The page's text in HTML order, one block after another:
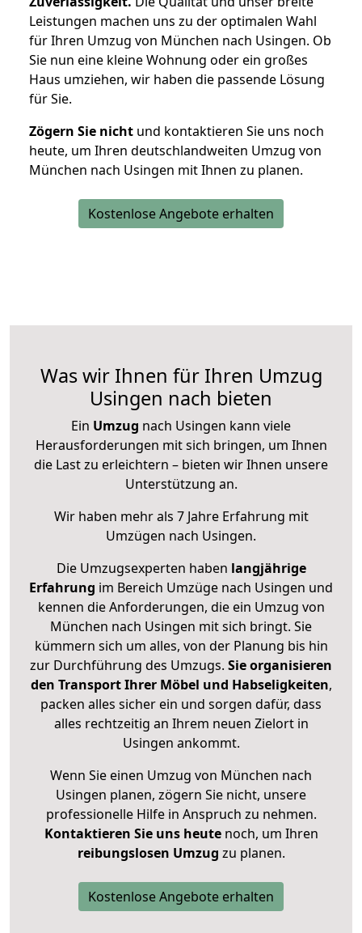
Leistungen machen uns zu der optimalen Wahl
für Ihren Umzug von München nach Usingen. Ob
Sie nun eine kleine Wohnung oder ein großes
Haus umziehen, wir haben die passende Lösung
für Sie.
Zögern Sie nicht und kontaktieren Sie uns noch
heute, um Ihren deutschlandweiten Umzug von
München nach Usingen mit Ihnen zu planen.
Kostenlose Angebote erhalten
Was wir Ihnen für Ihren Umzug
Usingen nach bieten
Ein Umzug nach Usingen kann viele
Herausforderungen mit sich bringen, um Ihnen
die Last zu erleichtern – bieten wir Ihnen unsere
Unterstützung an.
Wir haben mehr als 7 Jahre Erfahrung mit
Umzügen nach Usingen.
Die Umzugsexperten haben langjährige
Erfahrung im Bereich Umzüge nach Usingen und
kennen die Anforderungen, die ein Umzug von
München nach Usingen mit sich bringt. Sie
kümmern sich um alles, von der Planung bis hin
zur Durchführung des Umzugs. Sie organisieren
den Transport Ihrer Möbel und Habseligkeiten,
packen alles sicher ein und sorgen dafür, dass
alles rechtzeitig an Ihrem neuen Zielort in
Usingen ankommt.
Wenn Sie einen Umzug von München nach
Usingen planen, zögern Sie nicht, unsere
professionelle Hilfe in Anspruch zu nehmen.
Kontaktieren Sie uns heutenoch, um Ihren
reibungslosen Umzug zu planen.
Kostenlose Angebote erhalten